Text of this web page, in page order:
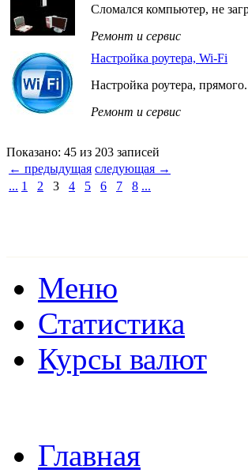
Сломался компьютер, не
Ремонт и сервис
Настройка роутера, Wi-Fi
Настройка роутера,
Ремонт и сервис
Показано: 45 из 203 записей
← предыдущая следующая →
... 1 2 3 4 5 6 7 8 ...
Меню
Статистика
Курсы валют
Главная